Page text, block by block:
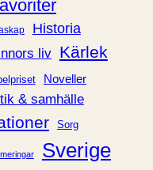
Historia
liv Kärlek
Noveller
& samhälle
Sorg
Sverige